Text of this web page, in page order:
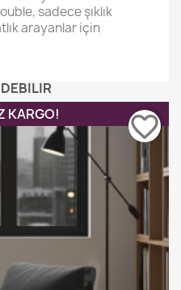
sadece şıklık
arayanlar için
KARGO!
favorite_border